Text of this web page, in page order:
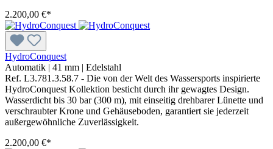
2.200,00 €*
HydroConquest
Automatik | 41 mm | Edelstahl
Ref. L3.781.3.58.7 - Die von der Welt des Wassersports inspirierte
HydroConquest Kollektion besticht durch ihr gewagtes Design.
Wasserdicht bis 30 bar (300 m), mit einseitig drehbarer Lünette und
verschraubter Krone und Gehäuseboden, garantiert sie jederzeit
außergewöhnliche Zuverlässigkeit.
2.200,00 €*